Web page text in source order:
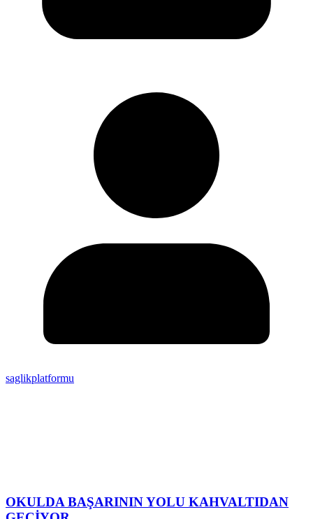
saglikplatformu
OKULDA BAŞARININ YOLU KAHVALTIDAN